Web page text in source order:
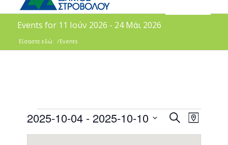
Events for 11 Ιούν 2026 - 24 Μάι 2026
Είσαστε εδώ: /Events
Events
Search
SearchEvent
Views
Map
2025-10-04 - 2025-10-10